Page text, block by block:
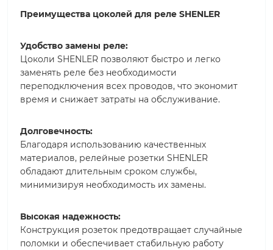
Преимущества цоколей для реле SHENLER
Удобство замены реле:
Цоколи SHENLER позволяют быстро и легко
заменять реле без необходимости
переподключения всех проводов, что экономит
время и снижает затраты на обслуживание.
Долговечность:
Благодаря использованию качественных
материалов, релейные розетки SHENLER
обладают длительным сроком службы,
минимизируя необходимость их замены.
Высокая надежность:
Конструкция розеток предотвращает случайные
поломки и обеспечивает стабильную работу